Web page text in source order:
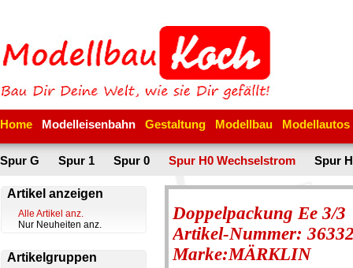
Home Modelleisenbahn Gestaltung Modellbau Modellautos
Spur G Spur 1 Spur 0 Spur H0 Wechselstrom Spur
Artikel anzeigen
Alle Artikel anz.
Nur Neuheiten anz.
Artikelgruppen
Doppelpackung Ee 3/
Artikel-Nummer:
Marke:MÄRKLIN